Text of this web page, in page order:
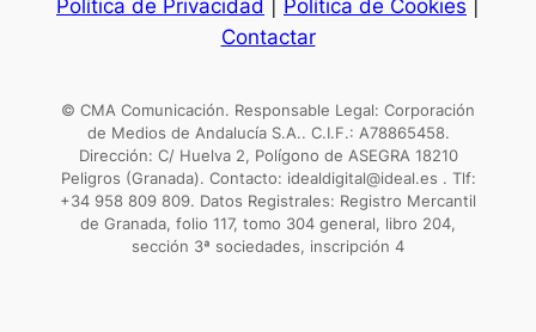
Política de Privacidad Política de Cookies
Contactar
© CMA Comunicación. Responsable Legal: Corporación
de Medios de Andalucía S.A.. C.I.F.: A78865458.
Dirección: C/ Huelva 2, Polígono de ASEGRA 18210
Peligros (Granada). Contacto: idealdigital@ideal.es . Tlf:
+34 958 809 809. Datos Registrales: Registro Mercantil
de Granada, folio 117, tomo 304 general, libro 204,
sección 3ª sociedades, inscripción 4